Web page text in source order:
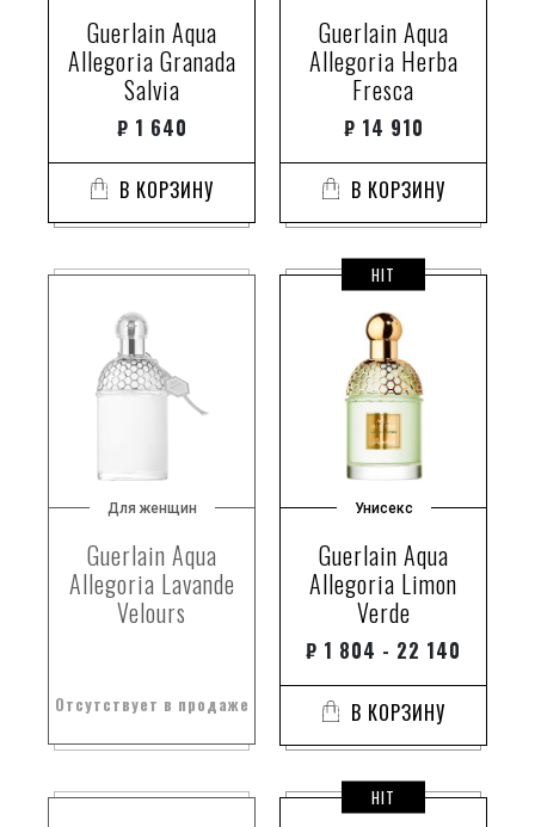
Guerlain Aqua
Allegoria Granada
Salvia
₽ 1 640
В КОРЗИНУ
Guerlain Aqua
Allegoria Herba
Fresca
₽ 14 910
В КОРЗИНУ
Для женщин
Guerlain Aqua
Allegoria Lavande
Velours
Отсутствует в продаже
HIT
Унисекс
Guerlain Aqua
Allegoria Limon
Verde
₽ 1 804 - 22 140
В КОРЗИНУ
HIT